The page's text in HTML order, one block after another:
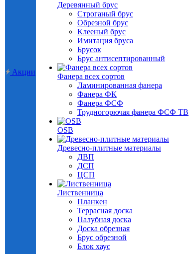
Акции
Деревянный брус
Строганый брус
Обрезной брус
Клееный брус
Имитация бруса
Брусок
Брус антисептированный
Фанера всех сортов
Ламинированная фанера
Фанера ФК
Фанера ФСФ
Трудногорючая фанера ФСФ ТВ
OSB
Древесно-плитные материалы
ДВП
ДСП
ЦСП
Лиственница
Планкен
Террасная доска
Палубная доска
Доска обрезная
Брус обрезной
Блок хаус